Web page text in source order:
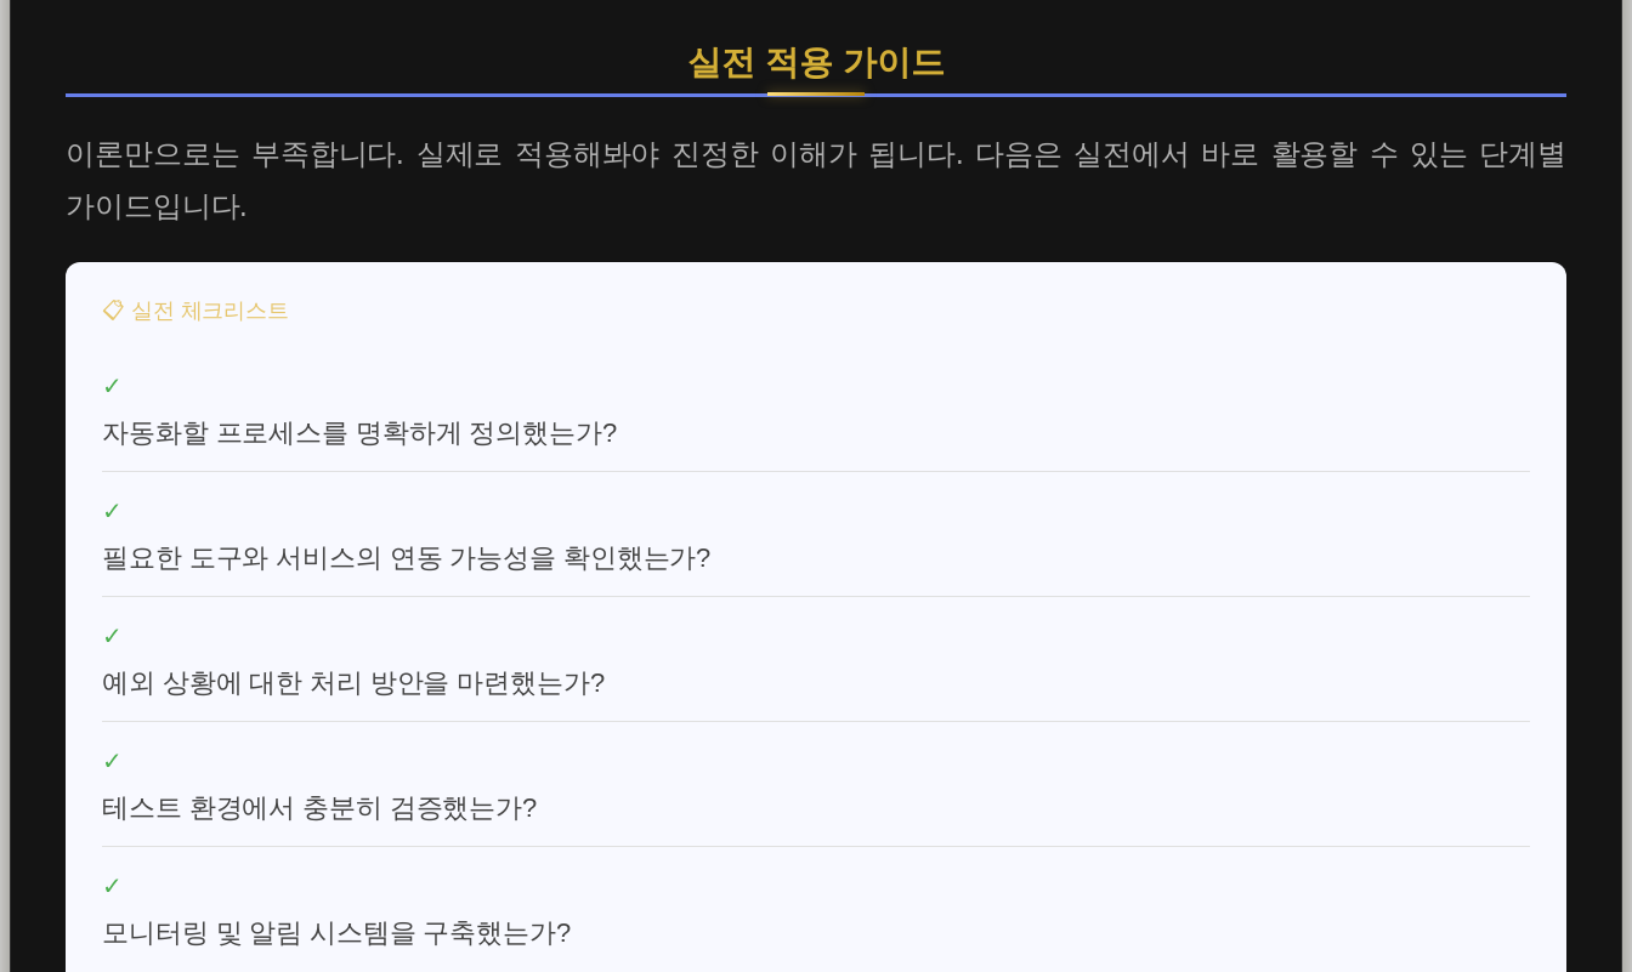
실전 적용 가이드
이론만으로는 부족합니다. 실제로 적용해봐야 진정한 이해가 됩니다. 다음은 실전에서 바로 활용할 수 있는 단계별
가이드입니다.
📋 실전 체크리스트
✓
자동화할 프로세스를 명확하게 정의했는가?
✓
필요한 도구와 서비스의 연동 가능성을 확인했는가?
✓
예외 상황에 대한 처리 방안을 마련했는가?
✓
테스트 환경에서 충분히 검증했는가?
✓
모니터링 및 알림 시스템을 구축했는가?